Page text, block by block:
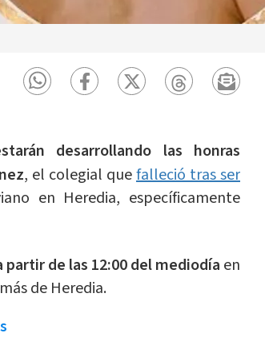
desarrollando las honras
, el colegial quefalleció tras ser
en Heredia, específicamente
partir de las 12:00 del mediodía en
de Heredia.